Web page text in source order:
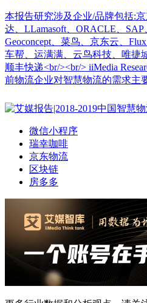
本报告研究涉及企业/品牌包括:
达、LLamasoft、ORACLE、SAP
Geoconcept、菜鸟、京东云、
车帮、运满满、云鸟科技、唯捷
顺丰快递<br/><br/> iiMedia
前物流企业对智慧物流的需求主
微信小程序
瑞幸咖啡
京东物流
区块链
房多多